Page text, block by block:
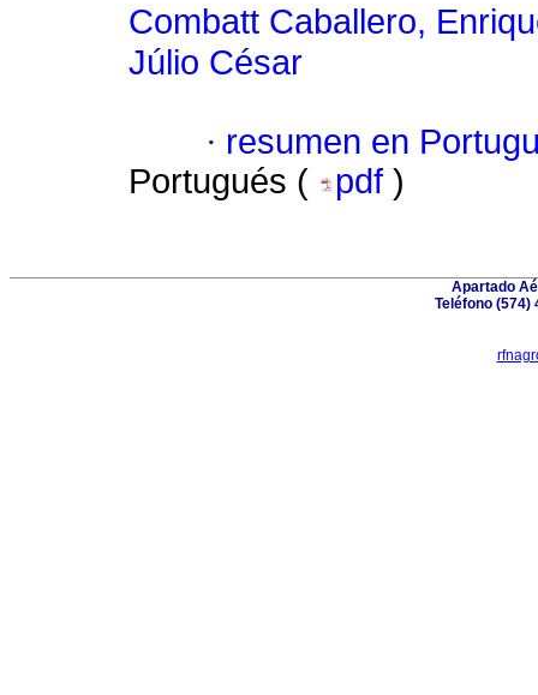
Combatt Caballero,
Júlio César
· resumen en
Portugués (
pdf )
Apartado
Teléfono (574)